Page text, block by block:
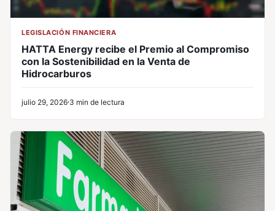
LEGISLACIÓN FINANCIERA
HATTA Energy recibe el Premio al Compromiso
con la Sostenibilidad en la Venta de
Hidrocarburos
julio 29, 2026 3 min de lectura